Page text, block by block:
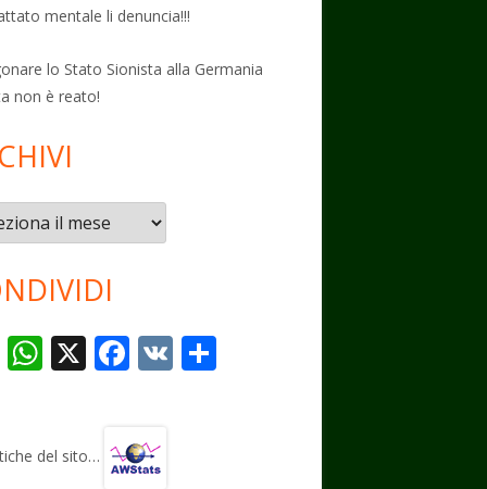
mentale li denuncia!!!
lo Stato Sionista alla Germania
non è reato!
T
gr
W
s
X F
b
V
del sito…